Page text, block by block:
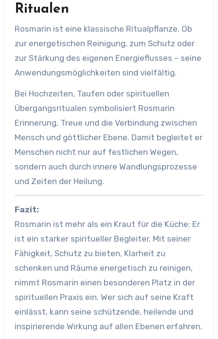
Ritualen
Rosmarin ist eine klassische Ritualpflanze. Ob
zur energetischen Reinigung, zum Schutz oder
zur Stärkung des eigenen Energieflusses – seine
Anwendungsmöglichkeiten sind vielfältig.
Bei Hochzeiten, Taufen oder spirituellen
Übergangsritualen symbolisiert Rosmarin
Erinnerung, Treue und die Verbindung zwischen
Mensch und göttlicher Ebene. Damit begleitet er
Menschen nicht nur auf festlichen Wegen,
sondern auch durch innere Wandlungsprozesse
und Zeiten der Heilung.
Fazit:
Rosmarin ist mehr als ein Kraut für die Küche: Er
ist ein starker spiritueller Begleiter. Mit seiner
Fähigkeit, Schutz zu bieten, Klarheit zu
schenken und Räume energetisch zu reinigen,
nimmt Rosmarin einen besonderen Platz in der
spirituellen Praxis ein. Wer sich auf seine Kraft
einlässt, kann seine schützende, heilende und
inspirierende Wirkung auf allen Ebenen erfahren.